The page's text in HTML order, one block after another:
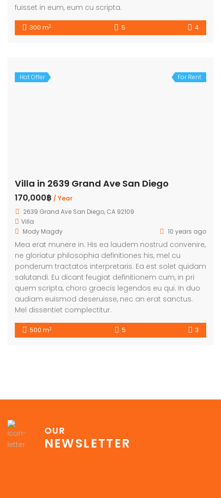
fuisset in eum, eum cu scripta.
300 m2 5 4
Hot Offer For Rent
Villa in 2639 Grand Ave San Diego
170,000฿ / Year
2639 Grand Ave San Diego, CA 92109
Villa
Mody Magdy
10 years ago
Mea erat munere in. His ea laudem nostrud convenire,
ne gloriatur philosophia definitiones his, mel cu
ponderum tractatos interpretaris. Ea est solet quidam
salutandi. Eu dicant feugiat definitionem cum, in pri
quem scripta, choro graecis legendos eu qui. In duo
audiam euismod deseruisse, nec an erat sanctus.
Mel dissentiet complectitur.
500 m2 5 3
OUR
NEWSLETTER